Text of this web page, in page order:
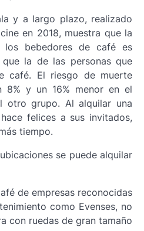
y a largo plazo, realizado
en 2018, muestra que la
los bebedores de café es
la de las personas que
café. El riesgo de muerte
8% y un 16% menor en el
otro grupo. Al alquilar una
felices a sus invitados,
tiempo.
se puede alquilar
de empresas reconocidas
como Evenses, no
con ruedas de gran tamaño